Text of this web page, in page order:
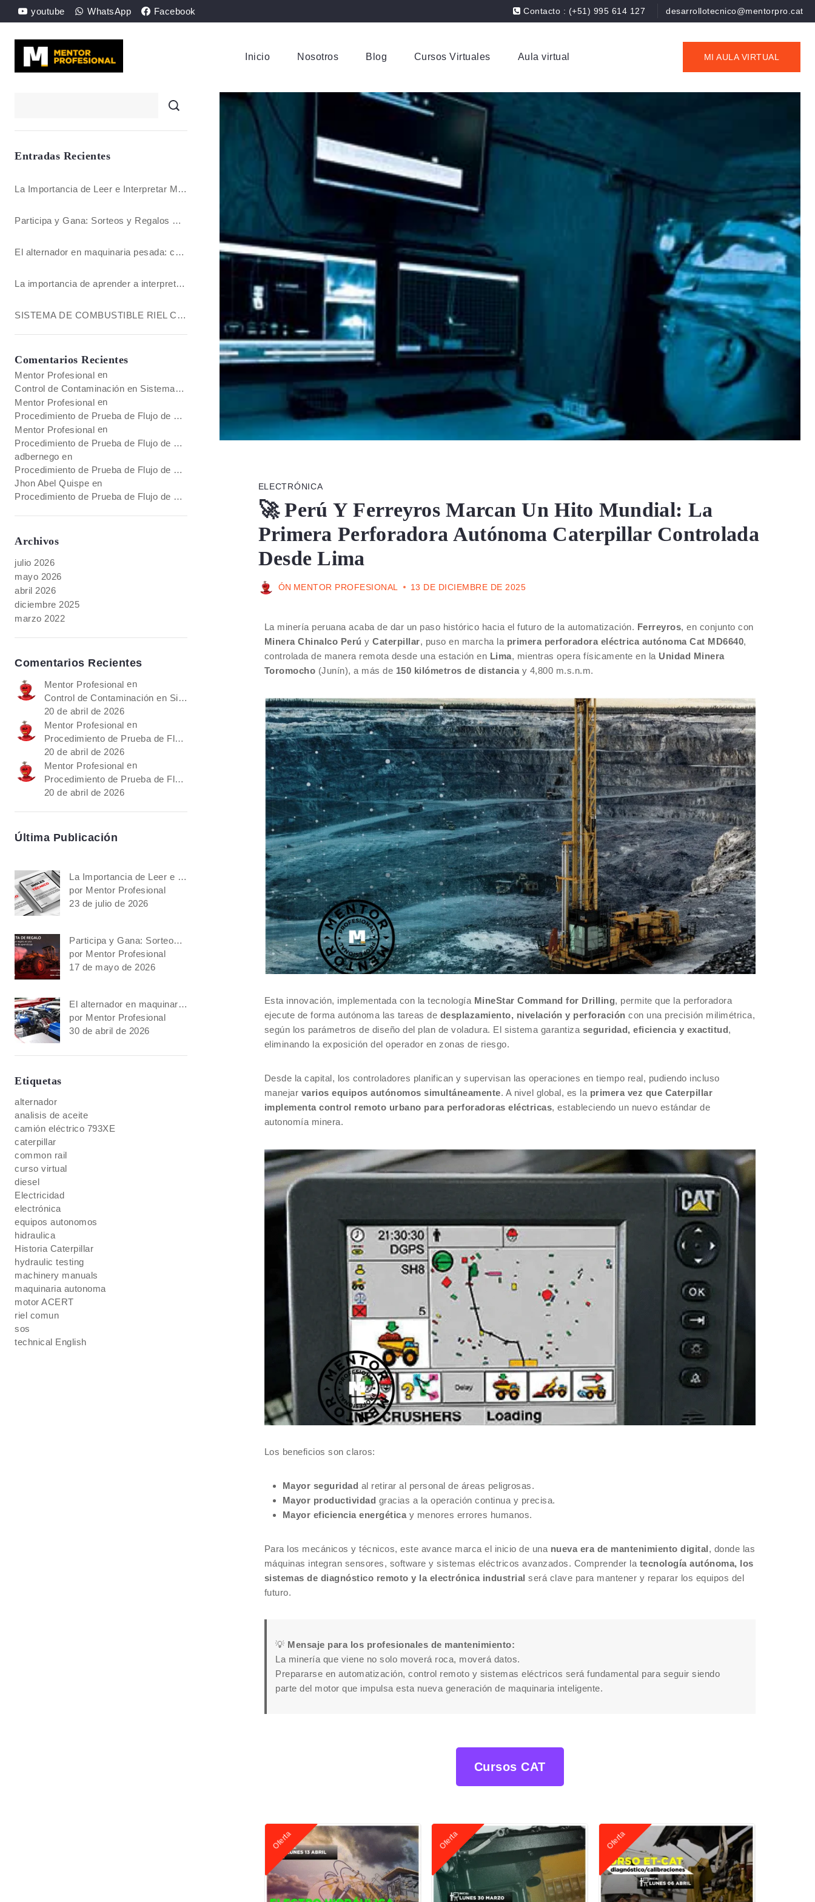
youtube WhatsApp Facebook Contacto : (+51) 995 614 127 desarrollotecnico@mentorpro.cat
Inicio Nosotros Blog Cursos Virtuales Aula virtual MI AULA VIRTUAL
ELECTRÓNICA
🚀 Perú Y Ferreyros Marcan Un Hito Mundial: La
Primera Perforadora Autónoma Caterpillar Controlada
Desde Lima
ÓN MENTOR PROFESIONAL 13 DE DICIEMBRE DE 2025
La minería peruana acaba de dar un paso histórico hacia el futuro de la automatización. Ferreyros, en conjunto con
Minera Chinalco Perú yCaterpillar, puso en marcha la primera perforadora eléctrica autónoma Cat MD6640,
controlada de manera remota desde una estación en Lima, mientras opera físicamente en la Unidad Minera
Toromocho (Junín), a más de 150 kilómetros de distancia y 4,800 m.s.n.m.
Esta innovación, implementada con la tecnología MineStar Command for Drilling, permite que la perforadora
ejecute de forma autónoma las tareas de desplazamiento, nivelación y perforación con una precisión milimétrica,
según los parámetros de diseño del plan de voladura. El sistema garantiza seguridad, eficiencia y exactitud,
eliminando la exposición del operador en zonas de riesgo.
Desde la capital, los controladores planifican y supervisan las operaciones en tiempo real, pudiendo incluso
manejar varios equipos autónomos simultáneamente. A nivel global, es la primera vez que Caterpillar
implementa control remoto urbano para perforadoras eléctricas, estableciendo un nuevo estándar de
autonomía minera.
Los beneficios son claros:
Mayor seguridad al retirar al personal de áreas peligrosas.
Mayor productividad gracias a la operación continua y precisa.
Mayor eficiencia energética y menores errores humanos.
Para los mecánicos y técnicos, este avance marca el inicio de una nueva era de mantenimiento digital, donde las
máquinas integran sensores, software y sistemas eléctricos avanzados. Comprender la tecnología autónoma, los
sistemas de diagnóstico remoto y la electrónica industrial será clave para mantener y reparar los equipos del
futuro.
💡 Mensaje para los profesionales de mantenimiento:
La minería que viene no solo moverá roca, moverá datos.
Prepararse en automatización, control remoto y sistemas eléctricos será fundamental para seguir siendo
parte del motor que impulsa esta nueva generación de maquinaria inteligente.
Cursos CAT
Oferta Oferta Oferta
Entradas Recientes
La Importancia de Leer e Interpretar Manuales en Inglés para Maquinaria Pesada
Participa y Gana: Sorteos y Regalos Especiales
El alternador en maquinaria pesada: cuidados, fallas comunes y pruebas paso a paso
La importancia de aprender a interpretar planos hidráulicos al diagnosticar fallas en maquinaria pesada
SISTEMA DE COMBUSTIBLE RIEL COMÚN EN MOTORES C6.6 (COMMON RAIL)
Comentarios Recientes
Mentor Profesional en
Control de Contaminación en Sistemas de Fluidos Caterpillar
Mentor Profesional en
Procedimiento de Prueba de Flujo de una Bomba Hidráulica en Excavadoras Caterpillar Serie 300
Mentor Profesional en
Procedimiento de Prueba de Flujo de una Bomba Hidráulica en Excavadoras Caterpillar Serie 300
adbernego en
Procedimiento de Prueba de Flujo de una Bomba Hidráulica en Excavadoras Caterpillar Serie 300
Jhon Abel Quispe en
Procedimiento de Prueba de Flujo de una Bomba Hidráulica en Excavadoras Caterpillar Serie 300
Archivos
julio 2026
mayo 2026
abril 2026
diciembre 2025
marzo 2022
Comentarios Recientes
Mentor Profesional en
Control de Contaminación en Sistemas de Fluidos Caterpillar
20 de abril de 2026
Mentor Profesional en
Procedimiento de Prueba de Flujo de una Bomba Hidráulica en Excavadoras Caterpillar Serie 300
20 de abril de 2026
Mentor Profesional en
Procedimiento de Prueba de Flujo de una Bomba Hidráulica en Excavadoras Caterpillar Serie 300
20 de abril de 2026
Última Publicación
La Importancia de Leer e Interpretar Manuales en Inglés para Maquinaria Pesada
por Mentor Profesional
23 de julio de 2026
Participa y Gana: Sorteos y Regalos Especiales
por Mentor Profesional
17 de mayo de 2026
El alternador en maquinaria pesada: cuidados, fallas comunes y pruebas paso a paso
por Mentor Profesional
30 de abril de 2026
Etiquetas
alternador
analisis de aceite
camión eléctrico 793XE
caterpillar
common rail
curso virtual
diesel
Electricidad
electrónica
equipos autonomos
hidraulica
Historia Caterpillar
hydraulic testing
machinery manuals
maquinaria autonoma
motor ACERT
riel comun
sos
technical English